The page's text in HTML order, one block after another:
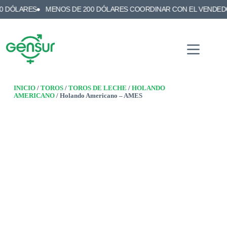
MENOS DE 200 DÓLARES COORDINAR CON EL VENDEDOR
INICIO/ TOROS/ TOROS DE LECHE / HOLANDO
AMERICANO/ Holando Americano – AMES